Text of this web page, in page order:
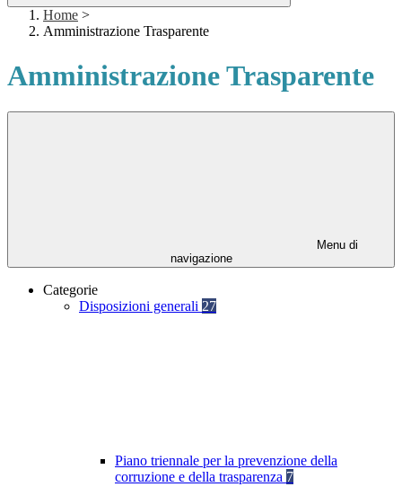
Home >
Amministrazione Trasparente
Amministrazione Trasparente
Menu di
navigazione
Categorie
Disposizioni generali 27
Piano triennale per la prevenzione della
corruzione e della trasparenza 7